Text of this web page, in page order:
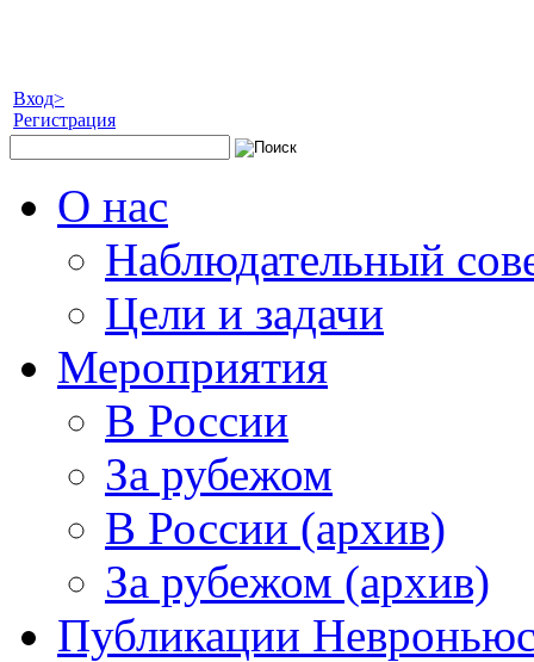
Вход>
Регистрация
О нас
Наблюдательный
Цели и задачи
Мероприятия
В России
За рубежом
В России (архив)
За рубежом (архив)
Публикации